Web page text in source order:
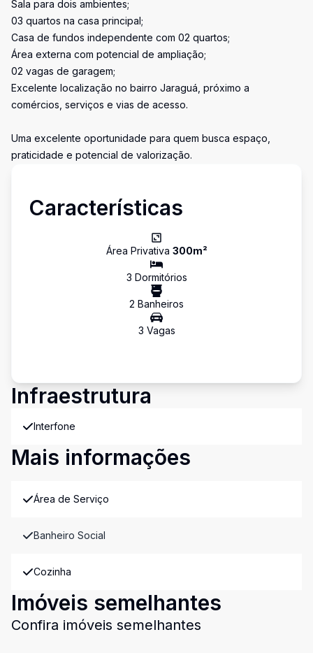
Sala para dois ambientes;
03 quartos na casa principal;
Casa de fundos independente com 02 quartos;
Área externa com potencial de ampliação;
02 vagas de garagem;
Excelente localização no bairro Jaraguá, próximo a
comércios, serviços e vias de acesso.
Uma excelente oportunidade para quem busca espaço,
praticidade e potencial de valorização.
Características
Área Privativa 300m²
3 Dormitórios
2 Banheiros
3 Vagas
Infraestrutura
Interfone
Mais informações
Área de Serviço
Banheiro Social
Cozinha
Imóveis semelhantes
Confira imóveis semelhantes